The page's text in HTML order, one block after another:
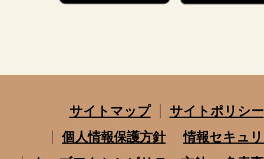
サイトマップ
サイトポリシー
個人情報保護方針
情報セキュ